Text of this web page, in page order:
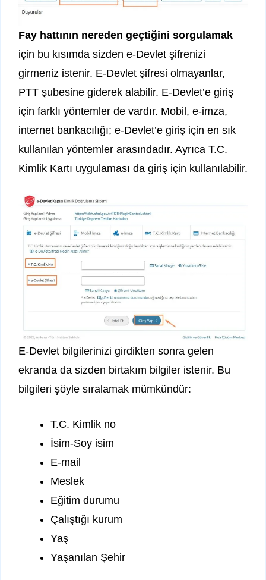
Fay hattının nereden geçtiğini sorgulamak
için bu kısımda sizden e-Devlet şifrenizi
girmeniz istenir. E-Devlet şifresi olmayanlar,
PTT şubesine giderek alabilir. E-Devlet’e giriş
için farklı yöntemler de vardır. Mobil, e-imza,
internet bankacılığı; e-Devlet’e giriş için en sık
kullanılan yöntemler arasındadır. Ayrıca T.C.
Kimlik Kartı uygulaması da giriş için kullanılabilir.
E-Devlet bilgilerinizi girdikten sonra gelen
ekranda da sizden birtakım bilgiler istenir. Bu
bilgileri şöyle sıralamak mümkündür:
T.C. Kimlik no
İsim-Soy isim
E-mail
Meslek
Eğitim durumu
Çalıştığı kurum
Yaş
Yaşanılan Şehir